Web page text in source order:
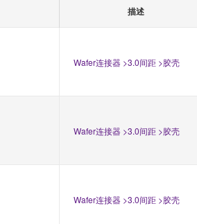
描述
Wafer连接器 >3.0间距 >胶壳
Wafer连接器 >3.0间距 >胶壳
Wafer连接器 >3.0间距 >胶壳